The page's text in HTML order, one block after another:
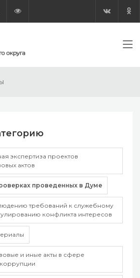
экспертиза проектов
актов
проведенных в Думе
требований к служебному
конфликта интересов
и иные акты в сфере